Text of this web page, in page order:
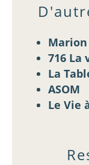
716 La
La
ASOM
Le Vie